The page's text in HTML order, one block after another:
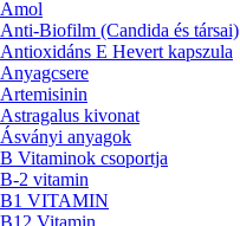
Amol
Anti-Biofilm (Candida és társai)
Antioxidáns E Hevert kapszula
Anyagcsere
Artemisinin
Astragalus kivonat
Ásványi anyagok
B Vitaminok csoportja
B-2 vitamin
B1 VITAMIN
B12 Vitamin